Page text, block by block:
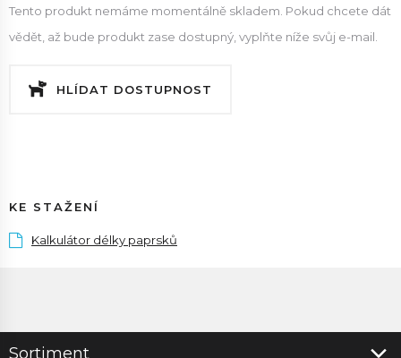
Tento produkt nemáme momentálně skladem. Pokud chcete dát
vědět, až bude produkt zase dostupný, vyplňte níže svůj e-mail.
HLÍDAT DOSTUPNOST
KE STAŽENÍ
Kalkulátor délky paprsků
Sortiment